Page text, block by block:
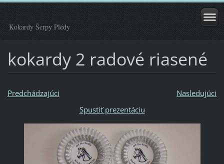
Kokardy Šerpy Plédy
kokardy 2 radové riasené
Predchádzajúci
Nasledujúci
Spustiť prezentáciu